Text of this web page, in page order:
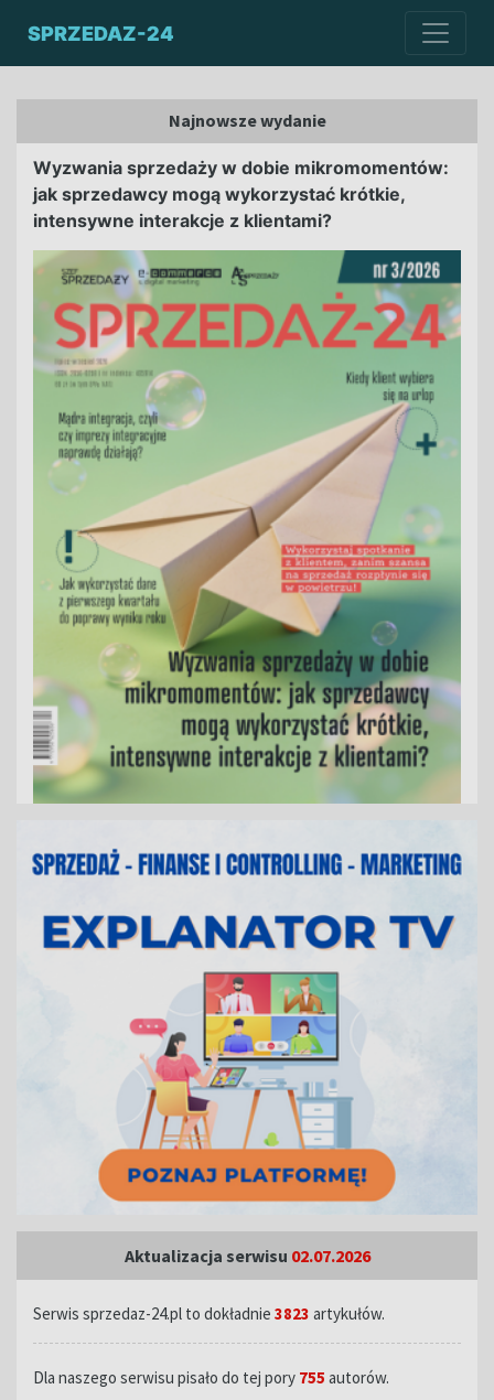
SPRZEDAZ-24
Najnowsze wydanie
Wyzwania sprzedaży w dobie mikromomentów:
jak sprzedawcy mogą wykorzystać krótkie,
intensywne interakcje z klientami?
Aktualizacja serwisu 02.07.2026
Serwis sprzedaz-24.pl to dokładnie 3823 artykułów.
Dla naszego serwisu pisało do tej pory 755 autorów.